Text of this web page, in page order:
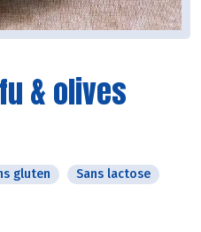
& olives
gluten
Sans lactose